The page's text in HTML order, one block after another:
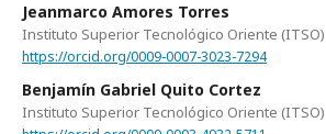
Jeanmarco Amores Torres
Instituto Superior Tecnológico Oriente (ITSO)
https://orcid.org/0009-0007-3023-7294
Benjamín Gabriel Quito Cortez
Instituto Superior Tecnológico Oriente (ITSO)